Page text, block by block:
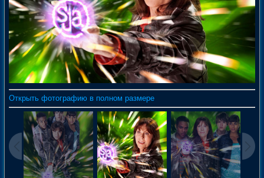
Открыть фотографию в полном размере